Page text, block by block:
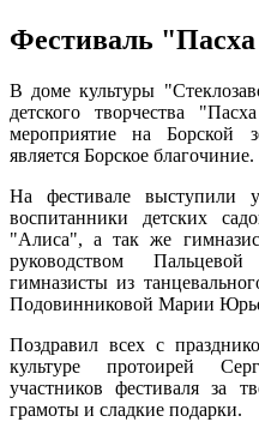
Фестиваль
В доме культуры
детского творчества
мероприятие на Борской
является Борское благочиние.
На фестивале выступили
воспитанники детских
"Алиса", а так же
руководством
гимназисты из
Подовинниковой Марии
Поздравил всех с
культуре протоирей
участников фестиваля за
грамоты и сладкие подарки.